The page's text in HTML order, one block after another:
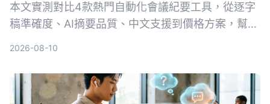
本文實測對比4款熱門自動化會議紀要工具，從逐字
稿準確度、AI摘要品質、中文支援到價格方案，幫你
2026-08-10